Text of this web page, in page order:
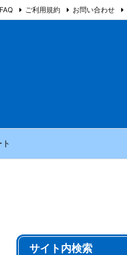
FAQ ご利用規約 お問い合わせ
サイト内検索